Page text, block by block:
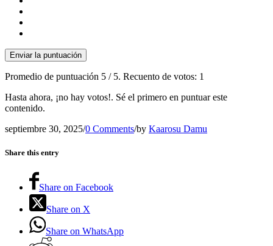
Enviar la puntuación
Promedio de puntuación 5 / 5. Recuento de votos: 1
Hasta ahora, ¡no hay votos!. Sé el primero en puntuar este
contenido.
septiembre 30, 2025/0 Comments/by Kaarosu Damu
Share this entry
Share on Facebook
Share on X
Share on WhatsApp